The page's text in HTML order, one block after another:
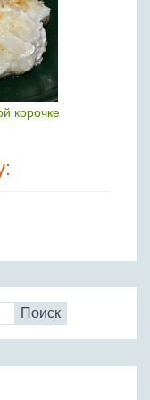
корочке
Поиск